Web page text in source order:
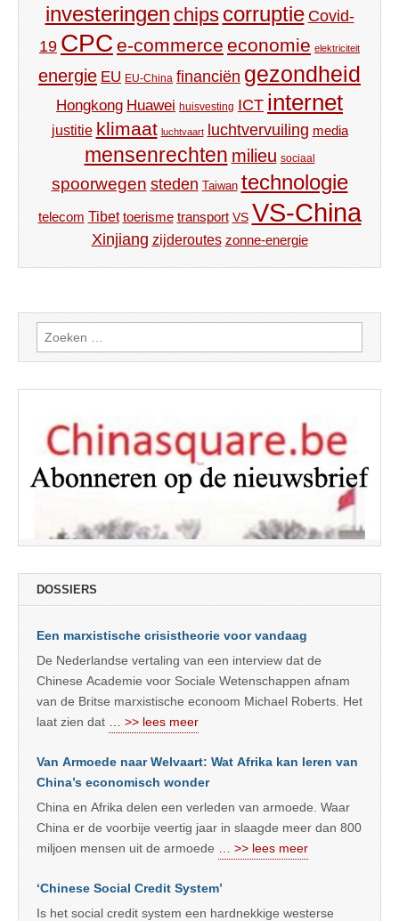
investeringen chips corruptie Covid-
19 CPC e-commerce economie elektriciteit
energie EU EU-China financiën gezondheid
Hongkong Huawei huisvesting ICT internet
justitie klimaat luchtvaart luchtvervuiling media
mensenrechten milieu sociaal
spoorwegen steden Taiwan technologie
telecom Tibet toerisme transport VS VS-China
Xinjiang zijderoutes zonne-energie
Zoeken
naar:
DOSSIERS
Een marxistische crisistheorie voor vandaag
De Nederlandse vertaling van een interview dat de
Chinese Academie voor Sociale Wetenschappen afnam
van de Britse marxistische econoom Michael Roberts. Het
laat zien dat
… >> lees meer
Van Armoede naar Welvaart: Wat Afrika kan leren van
China’s economisch wonder
China en Afrika delen een verleden van armoede. Waar
China er de voorbije veertig jaar in slaagde meer dan 800
miljoen mensen uit de armoede
… >> lees meer
‘Chinese Social Credit System’
Is het social credit system een hardnekkige westerse